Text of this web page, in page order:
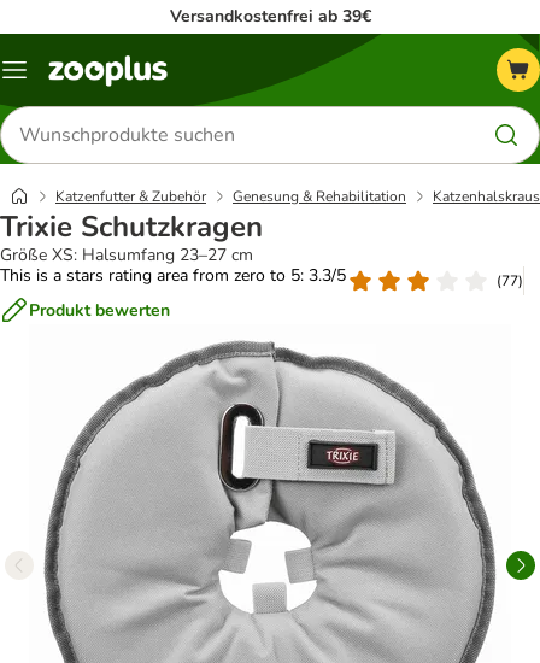
Versandkostenfrei ab 39€
Menü
Produkte
suchen
Katzenfutter & Zubehör Genesung & Rehabilitation
Trixie Schutzkragen
Größe XS: Halsumfang 23–27 cm
This is a stars rating area from zero to 5: 3.3/5
(77)
Produkt bewerten